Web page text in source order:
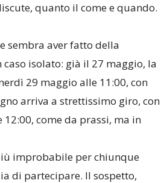
quanto il come e quando.
sembra aver fatto della
isolato: già il 27 maggio, la
29 maggio alle 11:00, con
arriva a strettissimo giro, con
come da prassi, ma in
improbabile per chiunque
di partecipare. Il sospetto,